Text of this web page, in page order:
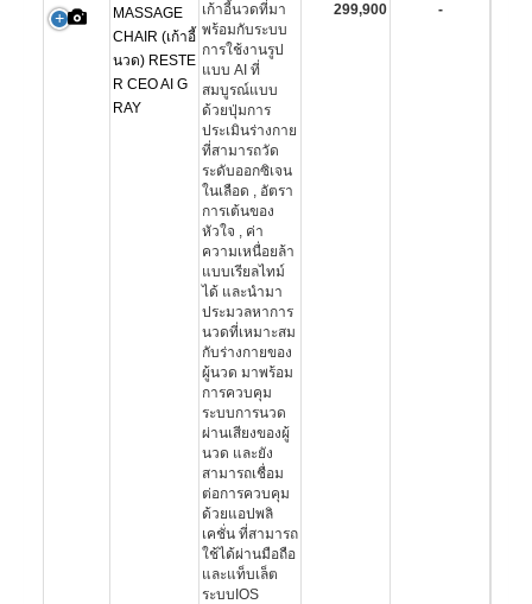
MASSAGE
CHAIR (เก้าอี้
นวด) RESTE
R CEO AI G
RAY
เก้าอี้นวดที่มา
พร้อมกับระบบ
การใช้งานรูป
แบบ AI ที่
สมบูรณ์แบบ
ด้วยปุ่มการ
ประเมินร่างกาย
ที่สามารถวัด
ระดับออกซิเจน
ในเลือด , อัตรา
การเต้นของ
หัวใจ , ค่า
ความเหนื่อยล้า
แบบเรียลไทม์
ได้ และนำมา
ประมวลหาการ
นวดที่เหมาะสม
กับร่างกายของ
ผู้นวด มาพร้อม
การควบคุม
ระบบการนวด
ผ่านเสียงของผู้
นวด และยัง
สามารถเชื่อม
ต่อการควบคุม
ด้วยแอปพลิ
เคชั่น ที่สามารถ
ใช้ได้ผ่านมือถือ
และแท็บเล็ต
ระบบIOS
299,900 -